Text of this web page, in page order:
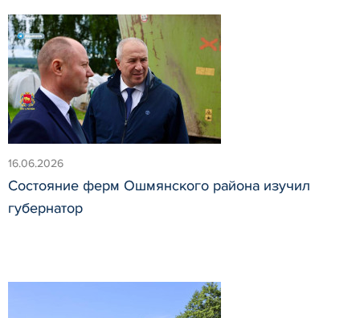
16.06.2026
Состояние ферм Ошмянского района изучил
губернатор